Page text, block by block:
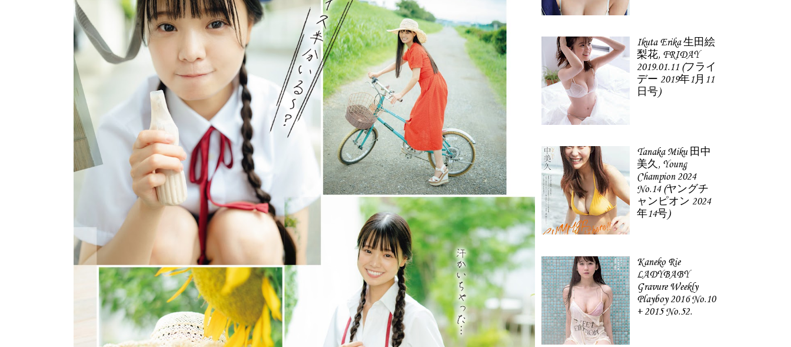
Ikuta Erika 生田絵
梨花, FRIDAY
2019.01.11 (フライ
デー 2019年1月11
日号)
Tanaka Miku 田中
美久, Young
Champion 2024
No.14 (ヤングチ
ャンピオン 2024
年14号)
Kaneko Rie
LADYBABY
Gravure Weekly
Playboy 2016 No.10
+ 2015 No.52.